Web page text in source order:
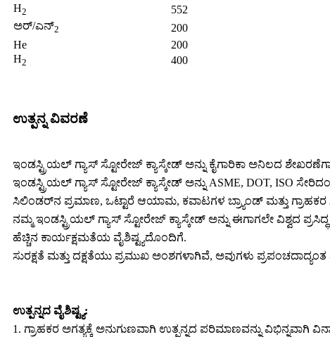
H2 552
ಅರ್/ಎನ್2 200
He
200
H2 400
ಉತ್ಪನ್ನ ವಿವರಣೆ
ಇಂಡಸ್ಟ್ರಿಯಲ್ ಗ್ಯಾಸ್ ಸ್ಟೋರೇಜ್ ಕ್ಯಾಸ್ಕೇಡ್ ಅನ್ನು ಕೈಗಾರಿಕಾ ಅನಿಲದ
ಇಂಡಸ್ಟ್ರಿಯಲ್ ಗ್ಯಾಸ್ ಸ್ಟೋರೇಜ್ ಕ್ಯಾಸ್ಕೇಡ್ ಅನ್ನು ASME, DOT, ISO
ಸಿಲಿಂಡರ್‌ನ ಪ್ರಮಾಣ, ಒಟ್ಟಾರೆ ಆಯಾಮ, ಕವಾಟಗಳ ಬ್ರ್ಯಾಂಡ್ ಮತ್ತು ಗ್ರಾಹಕರ
ನಮ್ಮ ಇಂಡಸ್ಟ್ರಿಯಲ್ ಗ್ಯಾಸ್ ಸ್ಟೋರೇಜ್ ಕ್ಯಾಸ್ಕೇಡ್ ಅನ್ನು ಈಗಾಗಲೇ ವಿಶ್ವದ
ಹೆಚ್ಚಿನ ಕಾರ್ಯಕ್ಷಮತೆಯ ವೈಶಿಷ್ಟ್ಯದೊಂದಿಗೆ.
ಸುರಕ್ಷತೆ ಮತ್ತು ದಕ್ಷತೆಯು ಪ್ರಮುಖ ಅಂಶಗಳಾಗಿವೆ, ಅವುಗಳು ಪ್ರಪಂಚದಾದ್ಯಂತ
ಉತ್ಪನ್ನದ ವೈಶಿಷ್ಟ್ಯ:
1. ಗ್ರಾಹಕರ ಅಗತ್ಯಕ್ಕೆ ಅನುಗುಣವಾಗಿ ಉತ್ಪನ್ನದ ಪರಿಮಾಣವನ್ನು ವಿಭಿನ್ನವಾಗಿ